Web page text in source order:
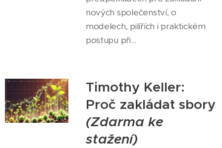
nových společenství, o
modelech, pilířích i praktickém
postupu při...
Timothy Keller:
Proč zakládat sbory
(Zdarma ke
stažení)